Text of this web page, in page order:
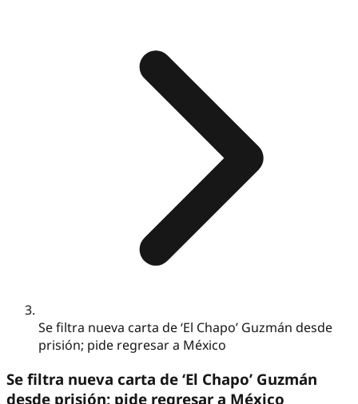
Se filtra nueva carta de ‘El Chapo’ Guzmán desde
prisión; pide regresar a México
Se filtra nueva carta de ‘El Chapo’ Guzmán
desde prisión; pide regresar a México